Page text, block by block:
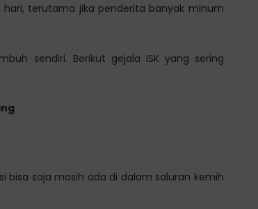
hari, terutama jika penderita banyak minum
sendiri. Berikut gejala ISK yang sering
bisa saja masih ada di dalam saluran kemih